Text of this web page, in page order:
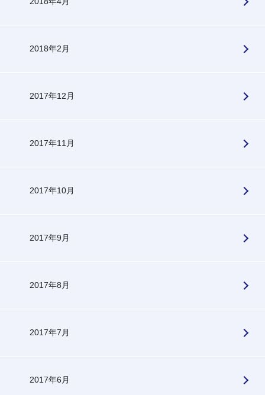
2018年2月
2017年12月
2017年11月
2017年10月
2017年9月
2017年8月
2017年7月
2017年6月